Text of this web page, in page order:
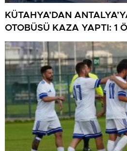
KÜTAHYA’DAN
OTOBÜSÜ KAZA YAPTI: 1